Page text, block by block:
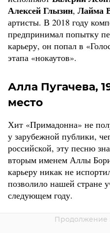
Алексей Глызин, Лайма
артисты. В 2018 году
предпринимал попытку
карьеру, он попал в
этапа «нокаутов».
Алла Пугачева,
место
Хит «Примадонна» не
у зарубежной публики,
российской, эту песню
вторым именем Аллы
карьеру никак не
позволило нашей стране
следующем году.